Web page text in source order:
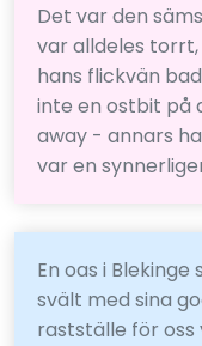
Det var den
var alldeles
hans flickvän
inte en ostbit på
away - annars
var en
En oas i
svält med sina
rastställe för